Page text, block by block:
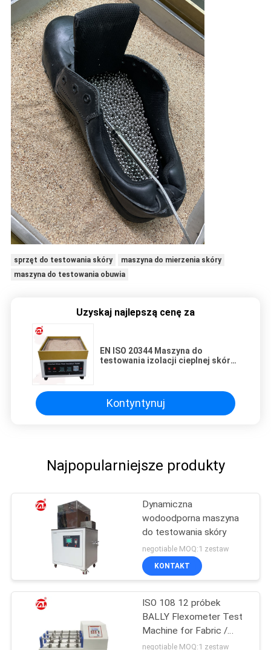
sprzęt do testowania skóry
maszyna do mierzenia skóry
maszyna do testowania obuwia
Uzyskaj najlepszą cenę za
EN ISO 20344 Maszyna do
testowania izolacji cieplnej skóry
Kontyntynuj
Najpopularniejsze produkty
Dynamiczna
wodoodporna maszyna
do testowania skóry
negotiable MOQ:1 zestaw
KONTAKT
ISO 108 12 próbek
BALLY Flexometer Test
Machine for Fabric /
Leather
negotiable MOQ:1 zestaw